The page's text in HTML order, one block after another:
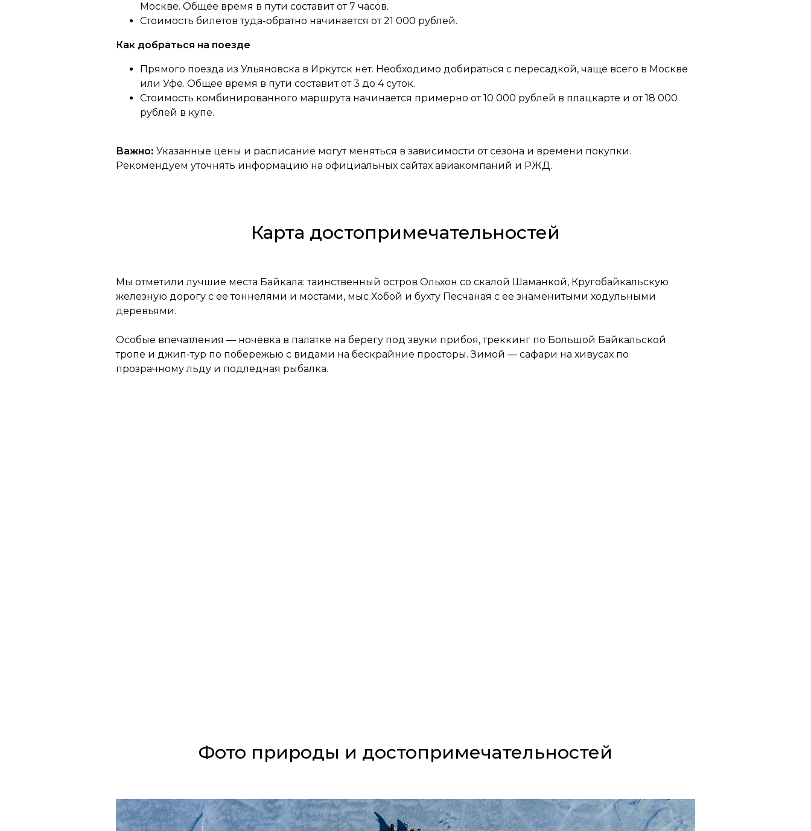
Москве. Общее время в пути составит от 7 часов.
Стоимость билетов туда-обратно начинается от 21 000 рублей.
Как добраться на поезде
Прямого поезда из Ульяновска в Иркутск нет. Необходимо добираться с пересадкой, чаще всего в Москве
или Уфе. Общее время в пути составит от 3 до 4 суток.
Стоимость комбинированного маршрута начинается примерно от 10 000 рублей в плацкарте и от 18 000
рублей в купе.
Важно: Указанные цены и расписание могут меняться в зависимости от сезона и времени покупки.
Рекомендуем уточнять информацию на официальных сайтах авиакомпаний и РЖД.
Карта достопримечательностей
Мы отметили лучшие места Байкала: таинственный остров Ольхон со скалой Шаманкой, Кругобайкальскую
железную дорогу с ее тоннелями и мостами, мыс Хобой и бухту Песчаная с ее знаменитыми ходульными
деревьями.
Особые впечатления — ночёвка в палатке на берегу под звуки прибоя, треккинг по Большой Байкальской
тропе и джип-тур по побережью с видами на бескрайние просторы. Зимой — сафари на хивусах по
прозрачному льду и подледная рыбалка.
Фото природы и достопримечательностей